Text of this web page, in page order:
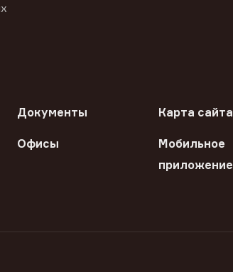
Документы Карта сайта
Офисы
Мобильное
приложение